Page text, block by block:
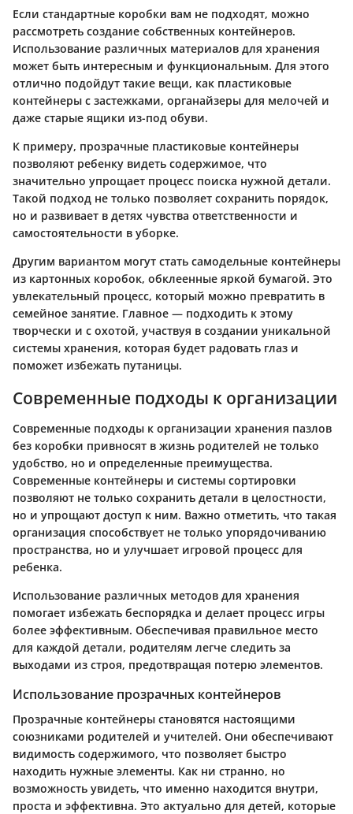
Если стандартные коробки вам не подходят, можно
рассмотреть создание собственных контейнеров.
Использование различных материалов для хранения
может быть интересным и функциональным. Для этого
отлично подойдут такие вещи, как пластиковые
контейнеры с застежками, органайзеры для мелочей и
даже старые ящики из-под обуви.
К примеру, прозрачные пластиковые контейнеры
позволяют ребенку видеть содержимое, что
значительно упрощает процесс поиска нужной детали.
Такой подход не только позволяет сохранить порядок,
но и развивает в детях чувства ответственности и
самостоятельности в уборке.
Другим вариантом могут стать самодельные контейнеры
из картонных коробок, обклеенные яркой бумагой. Это
увлекательный процесс, который можно превратить в
семейное занятие. Главное — подходить к этому
творчески и с охотой, участвуя в создании уникальной
системы хранения, которая будет радовать глаз и
поможет избежать путаницы.
Современные подходы к организации
Современные подходы к организации хранения пазлов
без коробки привносят в жизнь родителей не только
удобство, но и определенные преимущества.
Современные контейнеры и системы сортировки
позволяют не только сохранить детали в целостности,
но и упрощают доступ к ним. Важно отметить, что такая
организация способствует не только упорядочиванию
пространства, но и улучшает игровой процесс для
ребенка.
Использование различных методов для хранения
помогает избежать беспорядка и делает процесс игры
более эффективным. Обеспечивая правильное место
для каждой детали, родителям легче следить за
выходами из строя, предотвращая потерю элементов.
Использование прозрачных контейнеров
Прозрачные контейнеры становятся настоящими
союзниками родителей и учителей. Они обеспечивают
видимость содержимого, что позволяет быстро
находить нужные элементы. Как ни странно, но
возможность увидеть, что именно находится внутри,
проста и эффективна. Это актуально для детей, которые